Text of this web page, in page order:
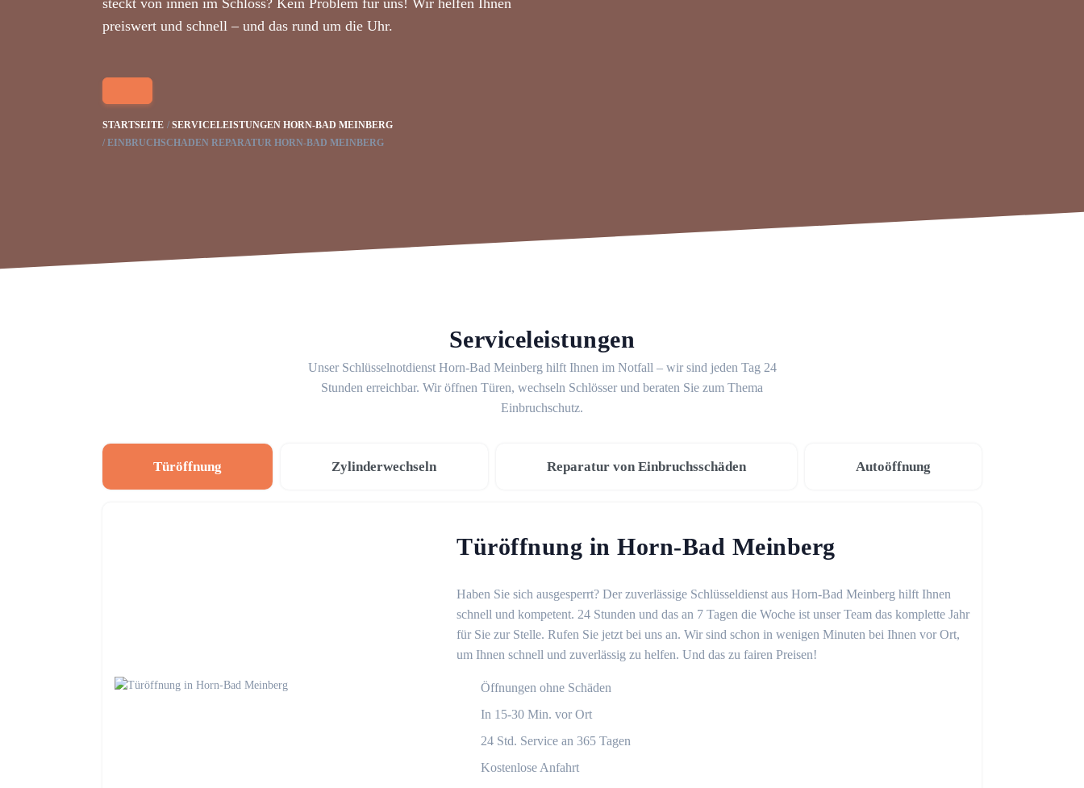
steckt von innen im Schloss? Kein Problem für uns! Wir helfen Ihnen
preiswert und schnell – und das rund um die Uhr.
STARTSEITE
SERVICELEISTUNGEN HORN-BAD MEINBERG
EINBRUCHSCHADEN REPARATUR HORN-BAD MEINBERG
Serviceleistungen
Unser Schlüsselnotdienst Horn-Bad Meinberg hilft Ihnen im Notfall – wir sind jeden Tag 24
Stunden erreichbar. Wir öffnen Türen, wechseln Schlösser und beraten Sie zum Thema
Einbruchschutz.
Türöffnung Zylinderwechseln Reparatur von Einbruchsschäden Autoöffnung
Türöffnung in Horn-Bad Meinberg
Haben Sie sich ausgesperrt? Der zuverlässige Schlüsseldienst aus Horn-Bad Meinberg hilft Ihnen
schnell und kompetent. 24 Stunden und das an 7 Tagen die Woche ist unser Team das komplette Jahr
für Sie zur Stelle. Rufen Sie jetzt bei uns an. Wir sind schon in wenigen Minuten bei Ihnen vor Ort,
um Ihnen schnell und zuverlässig zu helfen. Und das zu fairen Preisen!
Öffnungen ohne Schäden
In 15-30 Min. vor Ort
24 Std. Service an 365 Tagen
Kostenlose Anfahrt